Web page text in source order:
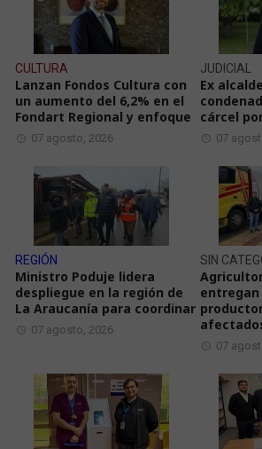
CULTURA
Lanzan Fondos Cultura con
un aumento del 6,2% en el
Fondart Regional y enfoque
07 agosto, 2026
JUDICIAL
Ex
cárcel
07
REGIÓN
Ministro Poduje lidera
despliegue en la región de
La Araucanía para coordinar
07 agosto, 2026
SIN
entregan
07